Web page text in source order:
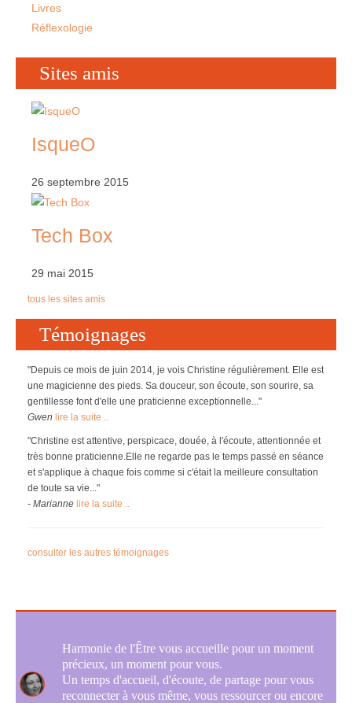
Livres
Réflexologie
Sites amis
IsqueO
26 septembre 2015
Tech Box
29 mai 2015
tous les sites amis
Témoignages
"Depuis ce mois de juin 2014, je vois Christine régulièrement. Elle est
une magicienne des pieds. Sa douceur, son écoute, son sourire, sa
gentillesse font d'elle une praticienne exceptionnelle..."
Gwen lire la suite ..
"Christine est attentive, perspicace, douée, à l'écoute, attentionnée et
très bonne praticienne.Elle ne regarde pas le temps passé en séance
et s'applique à chaque fois comme si c'était la meilleure consultation
de toute sa vie..."
- Marianne lire la suite ..
consulter les autres témoignages
Harmonie de l'Être vous accueille pour un moment
précieux, un moment pour vous.
Un temps d'accueil, d'écoute, de partage pour vous
reconnecter à vous même, vous ressourcer ou encore